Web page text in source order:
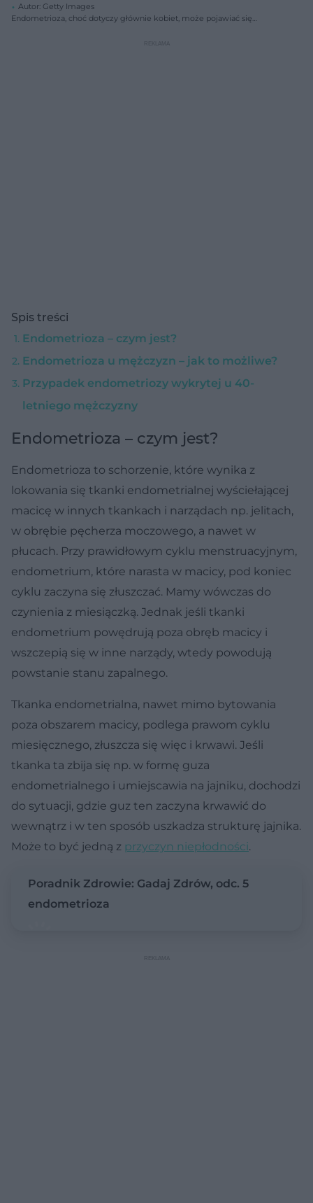
Autor: Getty Images
Endometrioza, choć dotyczy głównie kobiet, może pojawiać się
Spis treści
Endometrioza – czym jest?
Endometrioza u mężczyzn – jak to możliwe?
Przypadek endometriozy wykrytej u 40-
letniego mężczyzny
Endometrioza – czym jest?
Endometrioza to schorzenie, które wynika z
lokowania się tkanki endometrialnej wyściełającej
macicę w innych tkankach i narządach np. jelitach,
w obrębie pęcherza moczowego, a nawet w
płucach. Przy prawidłowym cyklu menstruacyjnym,
endometrium, które narasta w macicy, pod koniec
cyklu zaczyna się złuszczać. Mamy wówczas do
czynienia z miesiączką. Jednak jeśli tkanki
endometrium powędrują poza obręb macicy i
wszczepią się w inne narządy, wtedy powodują
powstanie stanu zapalnego.
Tkanka endometrialna, nawet mimo bytowania
poza obszarem macicy, podlega prawom cyklu
miesięcznego, złuszcza się więc i krwawi. Jeśli
tkanka ta zbija się np. w formę guza
endometrialnego i umiejscawia na jajniku, dochodzi
do sytuacji, gdzie guz ten zaczyna krwawić do
wewnątrz i w ten sposób uszkadza strukturę jajnika.
Może to być jedną z przyczyn niepłodności.
Poradnik Zdrowie: Gadaj Zdrów, odc. 5
endometrioza